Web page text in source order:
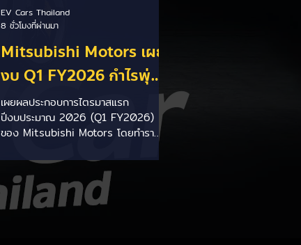
Mitsubishi Motors เผย
งบ Q1 FY2026 กำไรพุ่ง
โต 100% แม้ยอดขายโลก
ลด 8% เร่งส่ง Pajero
เผยผลประกอบการไตรมาสแรก
ปีงบประมาณ 2026 (Q1 FY2026)
ของ Mitsubishi Motors โดยทำราย
กำไรสุทธิแตะ 1.4 พันล้านเยน (ราว
293 ล้านบาท) เพิ่มขึ้น 100% จากช่วง
เดียวกันของปีก่อน แม้ยอดขายรถยนต์
ทั่วโลกจะลดลง 8% เหลือ 179,000
EV Cars Thailand
8 ชั่วโมงที่ผ่านมา